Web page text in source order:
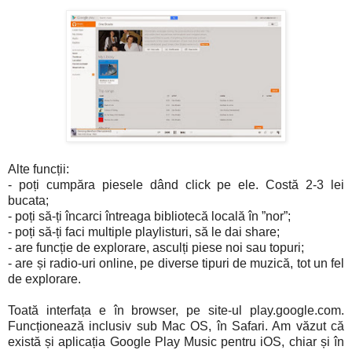
Alte funcții:
- poți cumpăra piesele dând click pe ele. Costă 2-3 lei
bucata;
- poți să-ți încarci întreaga bibliotecă locală în ”nor”;
- poți să-ți faci multiple playlisturi, să le dai share;
- are funcție de explorare, asculți piese noi sau topuri;
- are și radio-uri online, pe diverse tipuri de muzică, tot un fel
de explorare.
Toată interfața e în browser, pe site-ul play.google.com.
Funcționează inclusiv sub Mac OS, în Safari. Am văzut că
există și aplicația Google Play Music pentru iOS, chiar și în